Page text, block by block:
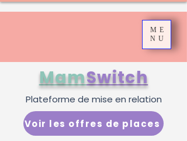
ME
NU
MamSwitch
Voir les offres de places
Plateforme de mise en relation